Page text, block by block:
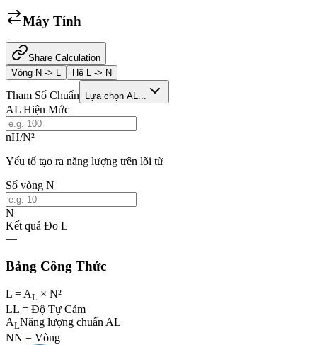
Máy Tính
Share Calculation
Vòng N -> L
Hệ L -> N
Tham Số Chuẩn Lựa chọn AL...
AL Hiện Mức
nH/N²
Yếu tố tạo ra năng lượng trên lõi từ
Số vòng N
N
Kết quả Đo L
—
Bảng Công Thức
L = AL × N²
LL = Độ Tự Cảm
ALNăng lượng chuẩn AL
NN = Vòng